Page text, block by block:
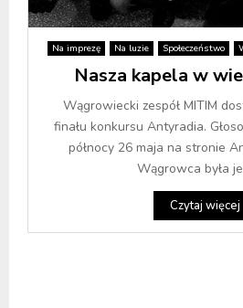
Na imprezę Na luzie Społeczeństwo
Nasza kapela w
Wągrowiecki zespół MITIM
finału konkursu Antyradia.
północy 26 maja na stronie
Wągrowca była
Czytaj więcej